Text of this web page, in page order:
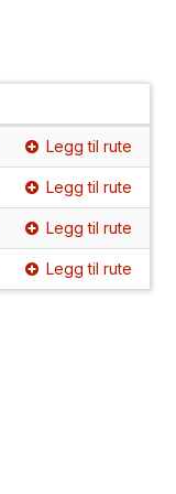
Legg til rute
Legg til rute
Legg til rute
Legg til rute